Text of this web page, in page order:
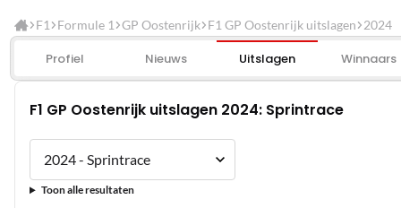
F1 Formule 1 GP Oostenrijk F1 GP Oostenrijk uitslagen 2024
Profiel Nieuws Uitslagen Winnaars
F1 GP Oostenrijk uitslagen 2024: Sprintrace
Toon alle resultaten